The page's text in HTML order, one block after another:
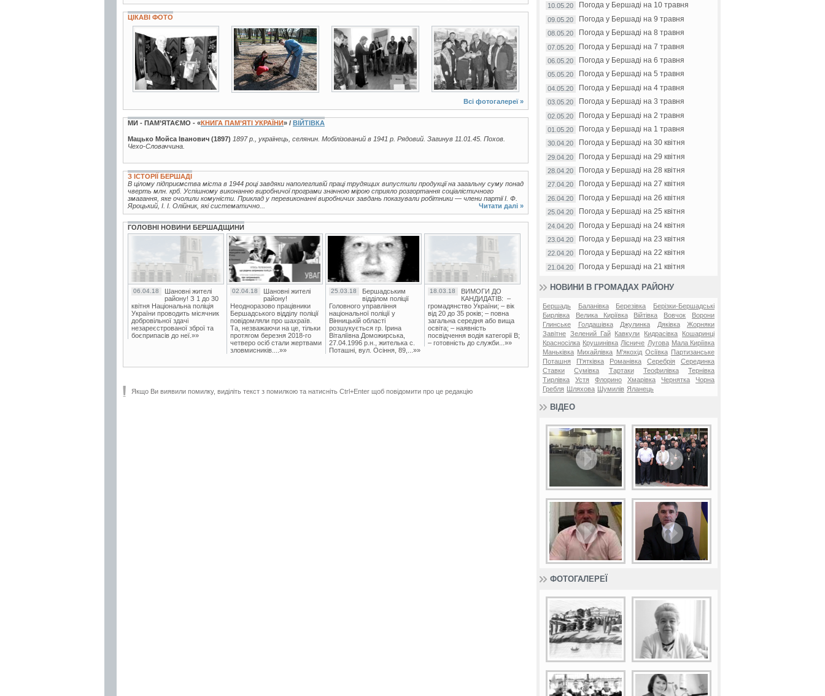
ЦІКАВІ ФОТО
9 фото 2 фото
Всі фотогалереї »
МИ - ПАМ’ЯТАЄМО - «КНИГА ПАМ’ЯТІ УКРАЇНИ» / ВІЙТІВКА
Мацько Мойса Іванович (1897) 1897 р., українець, селянин. Мобілізований в 1941 р. Рядовий. Загинув 11.01.45. Похов.
Чехо-Словаччина.
З ІСТОРІЇ БЕРШАДІ
В цілому підприємства міста в 1944 році завдяки наполегливій праці трудящих випустили продукції на загальну суму понад
чверть млн. крб. Успішному виконанню виробничої програми значною мірою сприяло розгортання соціалістичного
змагання, яке очолили комуністи. Приклад у перевиконанні виробничих завдань показували робітники — члени партії І. Ф.
Яроцький, І. І. Олійник, які систематично...
Читати далі »
ГОЛОВНІ НОВИНИ БЕРШАДЩИНИ
06.04.18
Шановні жителі
району! З 1 до 30
квітня Національна поліція
України проводить місячник
добровільної здачі
незареєстрованої зброї та
боєприпасів до неї.»»
02.04.18
Шановні жителі
району!
Неодноразово працівники
Бершадського відділу поліції
повідомляли про шахраїв.
Та, незважаючи на це, тільки
протягом березня 2018-го
четверо осіб стали жертвами
зловмисників....»»
25.03.18
Бершадським
відділом поліції
Головного управління
національної поліції у
Вінницькій області
розшукується гр. Ірина
Віталіївна Доможирська,
27.04.1996 р.н., жителька с.
Поташні, вул. Осіння, 89,...»»
18.03.18
ВИМОГИ ДО
КАНДИДАТІВ: –
громадянство України; – вік
від 20 до 35 років; – повна
загальна середня або вища
освіта; – наявність
посвідчення водія категорії В;
– готовність до служби...»»
Якщо Ви виявили помилку, виділіть текст з помилкою та натисніть Ctrl+Enter щоб повідомити про це редакцію
10.05.20 Погода у Бершаді на 10 травня
09.05.20 Погода у Бершаді на 9 травня
08.05.20 Погода у Бершаді на 8 травня
07.05.20 Погода у Бершаді на 7 травня
06.05.20 Погода у Бершаді на 6 травня
05.05.20 Погода у Бершаді на 5 травня
04.05.20 Погода у Бершаді на 4 травня
03.05.20 Погода у Бершаді на 3 травня
02.05.20 Погода у Бершаді на 2 травня
01.05.20 Погода у Бершаді на 1 травня
30.04.20 Погода у Бершаді на 30 квітня
29.04.20 Погода у Бершаді на 29 квітня
28.04.20 Погода у Бершаді на 28 квітня
27.04.20 Погода у Бершаді на 27 квітня
26.04.20 Погода у Бершаді на 26 квітня
25.04.20 Погода у Бершаді на 25 квітня
24.04.20 Погода у Бершаді на 24 квітня
23.04.20 Погода у Бершаді на 23 квітня
22.04.20 Погода у Бершаді на 22 квітня
21.04.20 Погода у Бершаді на 21 квітня
НОВИНИ В ГРОМАДАХ РАЙОНУ
Бершадь Баланівка Березівка
Берізки-Бершадські
Бирлівка
Велика Киріївка Війтівка Вовчок
Ворони
Глинське
Голдашівка Джулинка Дяківка
Жорняки
Завітне Зелений Гай Кавкули Кидрасівка
Кошаринці
Красносілка Крушинівка Лісниче Лугова Мала Киріївка
Маньківка Михайлівка М'якохід Осіївка
Партизанське
Поташня
П'ятківка Романівка Серебрія
Серединка
Ставки
Сумівка Тартаки Теофилівка
Тернівка
Тирлівка
Устя Флорино Хмарівка Чернятка
Чорна
Гребля
Шляхова Шумилів Яланець
ВІДЕО
ФОТОГАЛЕРЕЇ